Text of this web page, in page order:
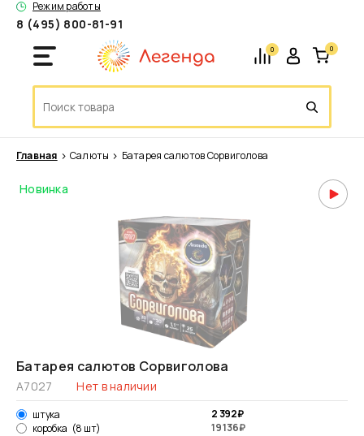
Режим работы
8 (495) 800-81-91
0 0
Главная Салюты Батарея салютов Сорвиголова
Новинка
Батарея салютов Сорвиголова
А7027 Нет в наличии
штука 2 392₽
коробка (8 шт) 19 136₽